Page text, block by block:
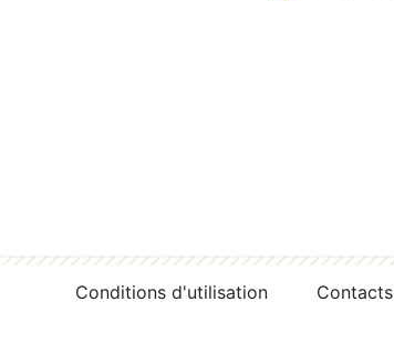
Conditions d'utilisation Contacts